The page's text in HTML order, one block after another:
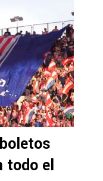
todo el